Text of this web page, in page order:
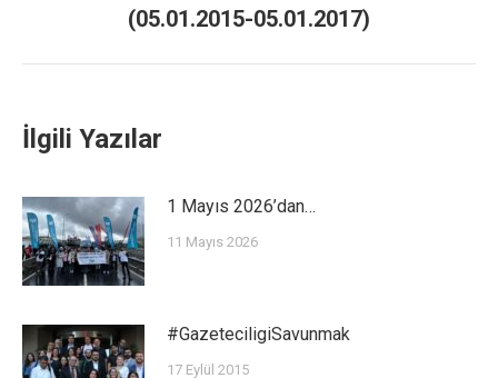
(05.01.2015-05.01.2017)
İlgili Yazılar
1 Mayıs 2026’dan…
11 Mayıs 2026
#GazeteciligiSavunmak
17 Eylül 2015